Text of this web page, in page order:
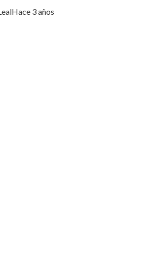
Hace 3 años